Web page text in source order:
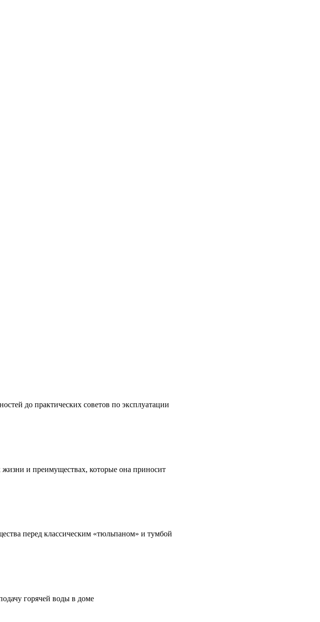
до практических советов по эксплуатации
жизни и преимуществах, которые она приносит
перед классическим «тюльпаном» и тумбой
горячей воды в доме